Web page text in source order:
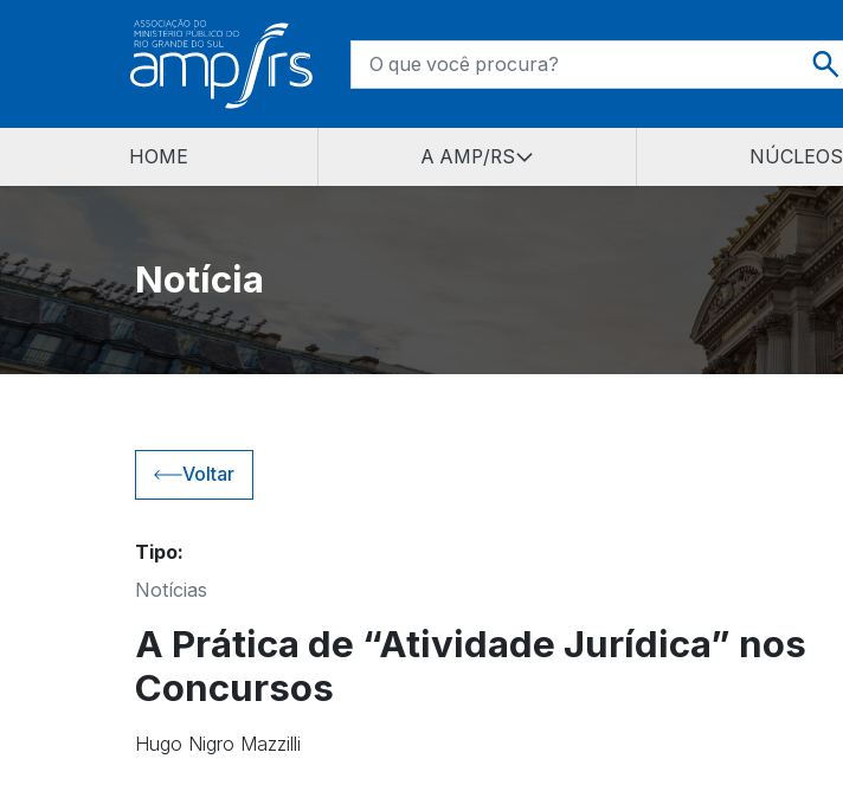
HOME A AMP/RS NÚCLEOS
Notícia
Voltar
Tipo:
Notícias
A Prática de “Atividade Jurídica” nos
Concursos
Hugo Nigro Mazzilli